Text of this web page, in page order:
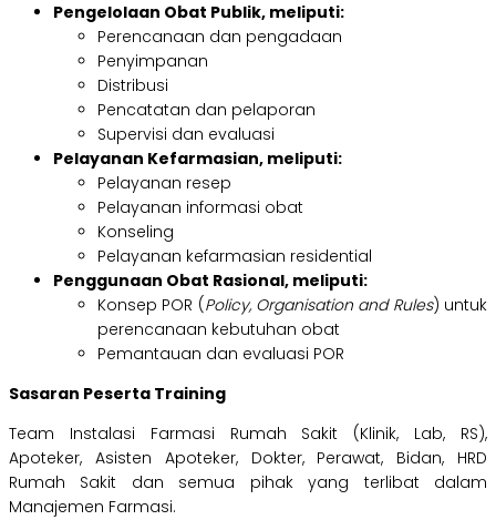
Pengelolaan Obat Publik, meliputi:
Perencanaan dan pengadaan
Penyimpanan
Distribusi
Pencatatan dan pelaporan
Supervisi dan evaluasi
Pelayanan Kefarmasian, meliputi:
Pelayanan resep
Pelayanan informasi obat
Konseling
Pelayanan kefarmasian residential
Penggunaan Obat Rasional, meliputi:
Konsep POR (Policy, Organisation and Rules) untuk
perencanaan kebutuhan obat
Pemantauan dan evaluasi POR
Sasaran Peserta Training
Team Instalasi Farmasi Rumah Sakit (Klinik, Lab, RS),
Apoteker, Asisten Apoteker, Dokter, Perawat, Bidan, HRD
Rumah Sakit dan semua pihak yang terlibat dalam
Manajemen Farmasi.